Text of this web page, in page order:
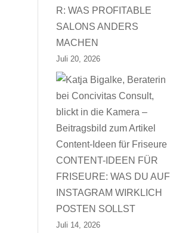
R: WAS PROFITABLE
SALONS ANDERS
MACHEN
Juli 20, 2026
CONTENT-IDEEN FÜR
FRISEURE: WAS DU AUF
INSTAGRAM WIRKLICH
POSTEN SOLLST
Juli 14, 2026